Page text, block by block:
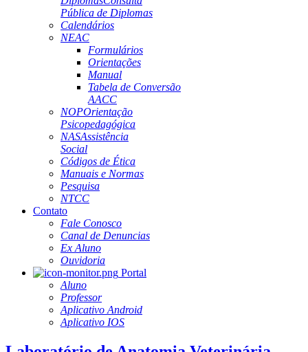
Pública de Diplomas
Calendários
NEAC
Formulários
Orientações
Manual
Tabela de Conversão
AACC
NOPOrientação
Psicopedagógica
NASAssistência
Social
Códigos de Ética
Manuais e Normas
Pesquisa
NTCC
Contato
Fale Conosco
Canal de Denuncias
Ex Aluno
Ouvidoria
Portal
Aluno
Professor
Aplicativo Android
Aplicativo IOS